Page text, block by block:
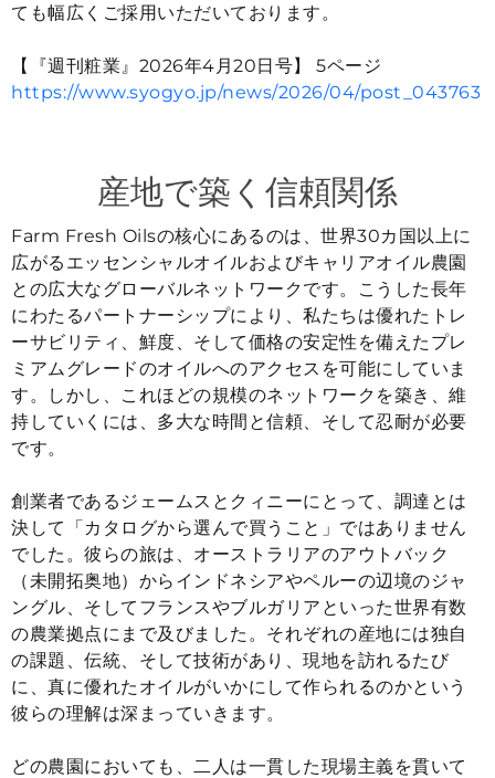
ても幅広くご採用いただいております。
【『週刊粧業』2026年4月20日号】 5ページ
https://www.syogyo.jp/news/2026/04/post_043763
産地で築く信頼関係
Farm Fresh Oilsの核心にあるのは、世界30カ国以上に
広がるエッセンシャルオイルおよびキャリアオイル農園
との広大なグローバルネットワークです。こうした長年
にわたるパートナーシップにより、私たちは優れたトレ
ーサビリティ、鮮度、そして価格の安定性を備えたプレ
ミアムグレードのオイルへのアクセスを可能にしていま
す。しかし、これほどの規模のネットワークを築き、維
持していくには、多大な時間と信頼、そして忍耐が必要
です。
創業者であるジェームスとクィニーにとって、調達とは
決して「カタログから選んで買うこと」ではありません
でした。彼らの旅は、オーストラリアのアウトバック
（未開拓奥地）からインドネシアやペルーの辺境のジャ
ングル、そしてフランスやブルガリアといった世界有数
の農業拠点にまで及びました。それぞれの産地には独自
の課題、伝統、そして技術があり、現地を訪れるたび
に、真に優れたオイルがいかにして作られるのかという
彼らの理解は深まっていきます。
どの農園においても、二人は一貫した現場主義を貫いて